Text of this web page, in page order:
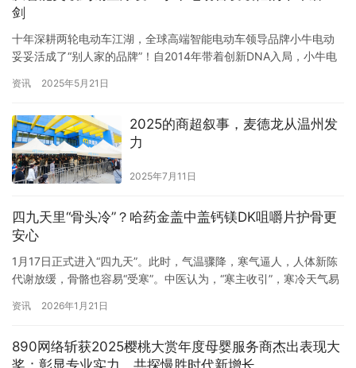
剑
十年深耕两轮电动车江湖，全球高端智能电动车领导品牌小牛电动
妥妥活成了“别人家的品牌”！自2014年带着创新DNA入局，小牛电
“高端、智能、安全”的阳关道。十年间，小牛电动凭借对技术研发的
全」的品牌标签。2025年5月13日，小牛电动新品首发再次…
资讯 2025年5月21日
2025的商超叙事，麦德龙从温州发
力
2025年7月11日
四九天里“骨头冷”？哈药金盖中盖钙镁DK咀嚼片护骨更
安心
1月17日正式进入“四九天”。此时，气温骤降，寒气逼人，人体新陈
代谢放缓，骨骼也容易“受寒”。中医认为，“寒主收引”，寒冷天气易
骨质疏松风险增加，更需加强骨骼养护。针对这一痛点，哈药集团
正是为应对冬季骨骼健康挑战而生。 进入冬季，许多家庭开始…
资讯 2026年1月21日
890网络斩获2025樱桃大赏年度母婴服务商杰出表现大